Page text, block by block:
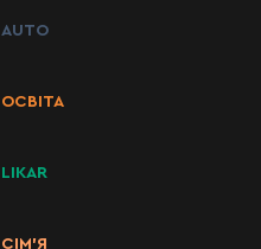
AUTO
ОСВІТА
LIKAR
СІМ’Я